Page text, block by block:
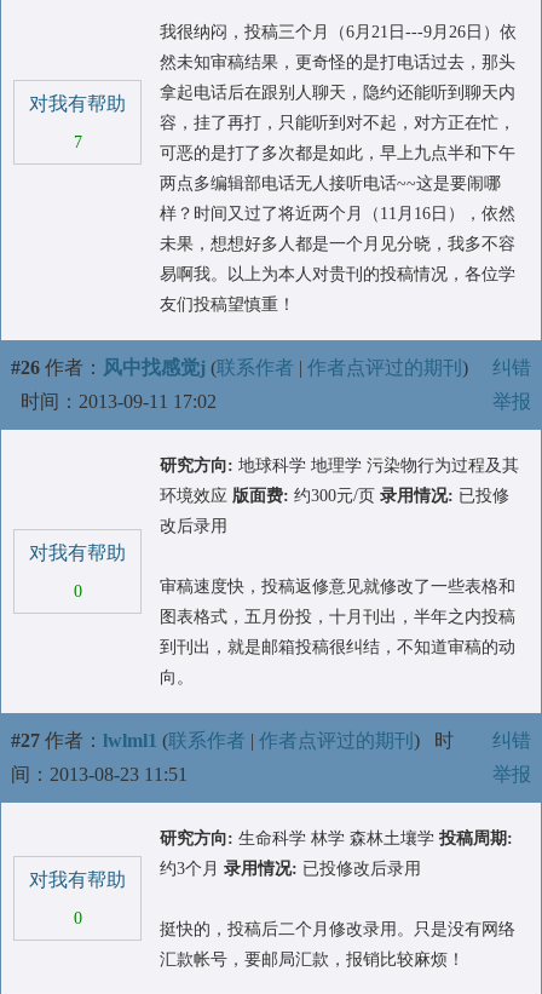
对我有帮助
7
我很纳闷，投稿三个月（6月21日---9月26日）依
然未知审稿结果，更奇怪的是打电话过去，那头
拿起电话后在跟别人聊天，隐约还能听到聊天内
容，挂了再打，只能听到对不起，对方正在忙，
可恶的是打了多次都是如此，早上九点半和下午
两点多编辑部电话无人接听电话~~这是要闹哪
样？时间又过了将近两个月（11月16日），依然
未果，想想好多人都是一个月见分晓，我多不容
易啊我。以上为本人对贵刊的投稿情况，各位学
友们投稿望慎重！
#26 作者： 风中找感觉j (联系作者 | 作者点评过的期刊 )
时间：2013-09-11 17:02
纠错
举报
对我有帮助
0
研究方向: 地球科学 地理学 污染物行为过程及其
环境效应 版面费: 约300元/页 录用情况: 已投修
改后录用
审稿速度快，投稿返修意见就修改了一些表格和
图表格式，五月份投，十月刊出，半年之内投稿
到刊出，就是邮箱投稿很纠结，不知道审稿的动
向。
#27 作者： lwlml1 (联系作者 | 作者点评过的期刊 ) 时
间：2013-08-23 11:51
纠错
举报
对我有帮助
0
研究方向: 生命科学 林学 森林土壤学 投稿周期:
约3个月 录用情况: 已投修改后录用
挺快的，投稿后二个月修改录用。只是没有网络
汇款帐号，要邮局汇款，报销比较麻烦！